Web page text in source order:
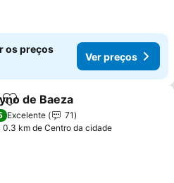
os preços
Ver preços
Adicionar aos favoritos
de Baeza
Excelente
71
0.3 km de Centro da cidade